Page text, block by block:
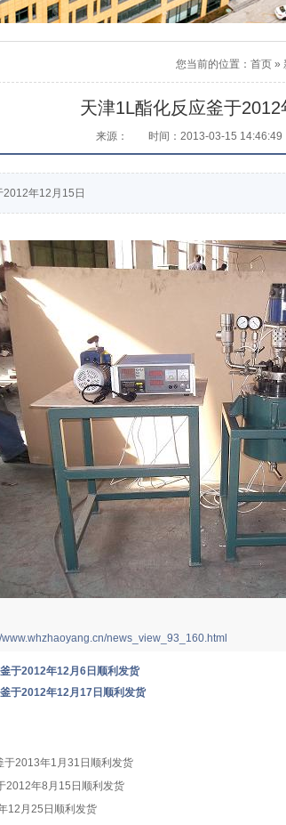
您当前的位置： 首页 »
天津1L酯化反应釜于2012
来源： 时间：2013-03-15 14:46:49
年12月15日
www.whzhaoyang.cn/news_view_93_160.html
于2012年12月6日顺利发货
于2012年12月17日顺利发货
于2013年1月31日顺利发货
2012年8月15日顺利发货
12月25日顺利发货